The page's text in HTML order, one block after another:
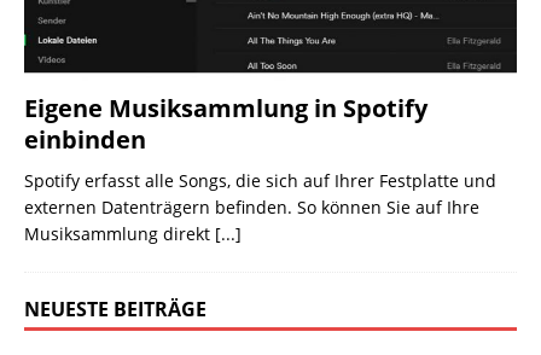
Eigene Musiksammlung in Spotify
einbinden
Spotify erfasst alle Songs, die sich auf Ihrer Festplatte und
externen Datenträgern befinden. So können Sie auf Ihre
Musiksammlung direkt [...]
NEUESTE BEITRÄGE